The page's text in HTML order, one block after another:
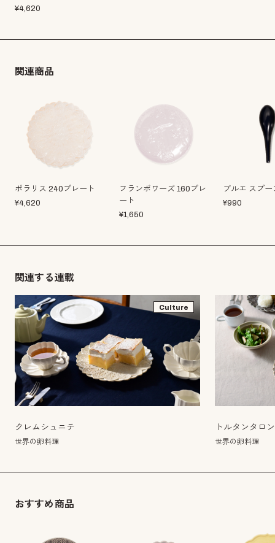
¥4,620
関連商品
ポラリス 240プレート
¥4,620
フランボワーズ 160プレ
ート
¥1,650
ブルエ スプー
¥990
関連する連載
Culture
クレムシュニテ
世界の卵料理
トルタンタロン
世界の卵料理
おすすめ商品